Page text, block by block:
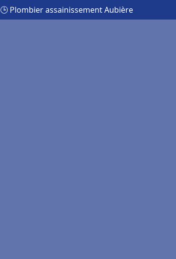
🕒 Plombier assainissement Aubière